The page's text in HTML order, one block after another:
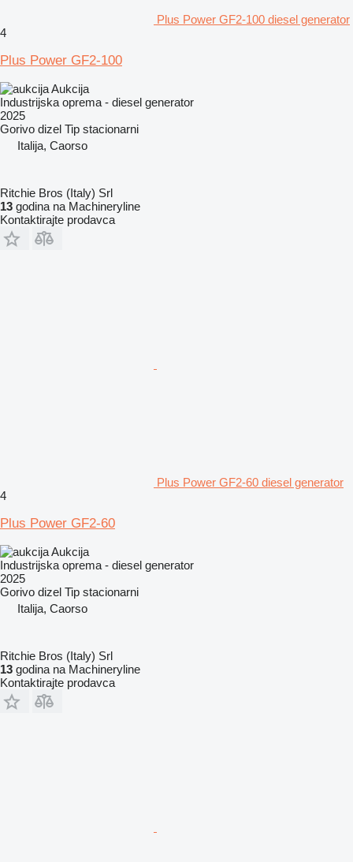
Plus Power GF2-100 diesel generator
4
Plus Power GF2-100
Aukcija
Industrijska oprema - diesel generator
2025
Gorivo dizel Tip stacionarni
Italija, Caorso
Ritchie Bros (Italy) Srl
13 godina na Machineryline
Kontaktirajte prodavca
Plus Power GF2-60 diesel generator
4
Plus Power GF2-60
Aukcija
Industrijska oprema - diesel generator
2025
Gorivo dizel Tip stacionarni
Italija, Caorso
Ritchie Bros (Italy) Srl
13 godina na Machineryline
Kontaktirajte prodavca